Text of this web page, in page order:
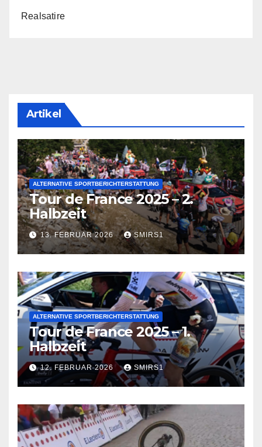
Realsatire
Artikel
ALTERNATIVE SPORTBERICHTERSTATTUNG
Tour de France 2025 – 2.
Halbzeit
13. FEBRUAR 2026 SMIRS1
ALTERNATIVE SPORTBERICHTERSTATTUNG
Tour de France 2025 – 1.
Halbzeit
12. FEBRUAR 2026 SMIRS1